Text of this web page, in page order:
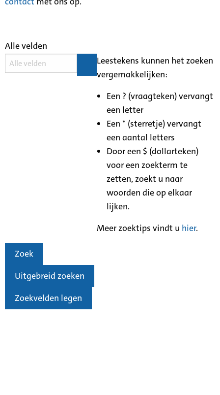
Alle velden
Leestekens kunnen het zoeken
vergemakkelijken:
Een ? (vraagteken) vervangt
een letter
Een * (sterretje) vervangt
een aantal letters
Door een $ (dollarteken)
voor een zoekterm te
zetten, zoekt u naar
woorden die op elkaar
lijken.
Meer zoektips vindt u hier.
Zoek
Uitgebreid zoeken
Zoekvelden legen